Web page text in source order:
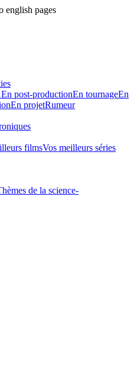
En post-productionEn tournageEn
En projetRumeur
filmsVos meilleurs séries
de la science-